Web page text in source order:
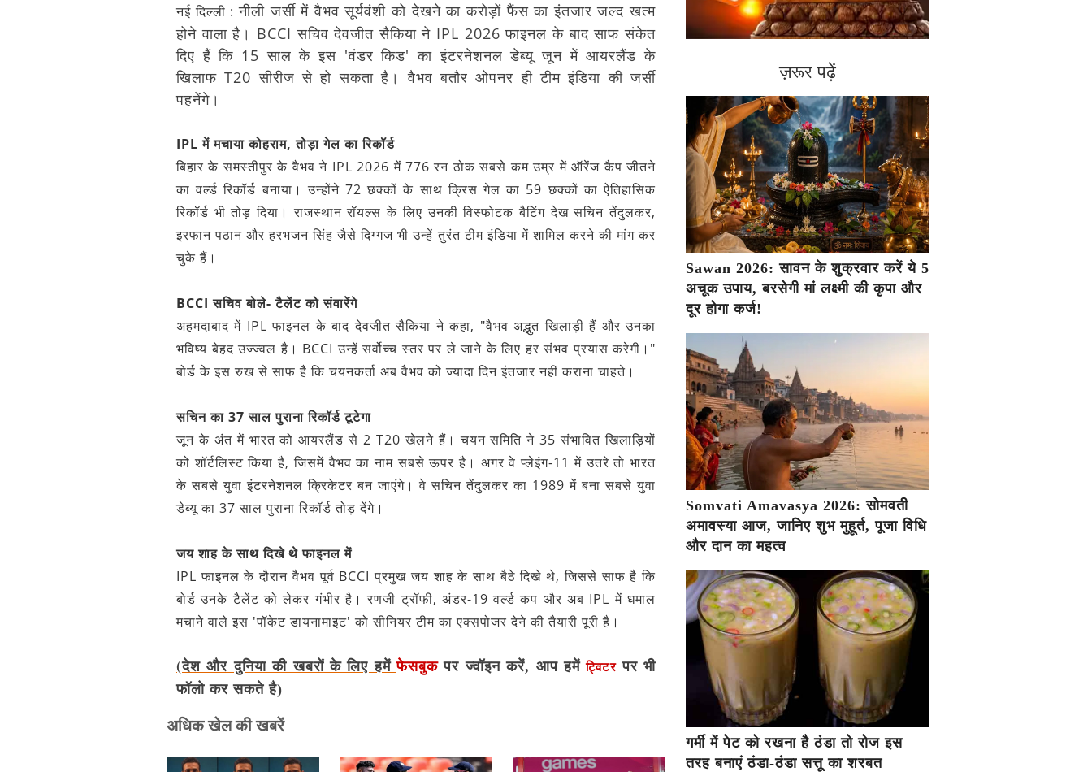
नई दिल्ली :नीली जर्सी में वैभव सूर्यवंशी को देखने का करोड़ों फैंस का इंतजार जल्द खत्म
होने वाला है। BCCI सचिव देवजीत सैकिया ने IPL 2026 फाइनल के बाद साफ संकेत
दिए हैं कि 15 साल के इस 'वंडर किड' का इंटरनेशनल डेब्यू जून में आयरलैंड के
खिलाफ T20 सीरीज से हो सकता है। वैभव बतौर ओपनर ही टीम इंडिया की जर्सी
पहनेंगे।
IPL में मचाया कोहराम, तोड़ा गेल का रिकॉर्ड
बिहार के समस्तीपुर के वैभव ने IPL 2026 में 776 रन ठोक सबसे कम उम्र में ऑरेंज कैप जीतने
का वर्ल्ड रिकॉर्ड बनाया। उन्होंने 72 छक्कों के साथ क्रिस गेल का 59 छक्कों का ऐतिहासिक
रिकॉर्ड भी तोड़ दिया। राजस्थान रॉयल्स के लिए उनकी विस्फोटक बैटिंग देख सचिन तेंदुलकर,
इरफान पठान और हरभजन सिंह जैसे दिग्गज भी उन्हें तुरंत टीम इंडिया में शामिल करने की मांग कर
चुके हैं।
BCCI सचिव बोले- टैलेंट को संवारेंगे
अहमदाबाद में IPL फाइनल के बाद देवजीत सैकिया ने कहा, "वैभव अद्भुत खिलाड़ी हैं और उनका
भविष्य बेहद उज्ज्वल है। BCCI उन्हें सर्वोच्च स्तर पर ले जाने के लिए हर संभव प्रयास करेगी।"
बोर्ड के इस रुख से साफ है कि चयनकर्ता अब वैभव को ज्यादा दिन इंतजार नहीं कराना चाहते।
सचिन का 37 साल पुराना रिकॉर्ड टूटेगा
जून के अंत में भारत को आयरलैंड से 2 T20 खेलने हैं। चयन समिति ने 35 संभावित खिलाड़ियों
को शॉर्टलिस्ट किया है, जिसमें वैभव का नाम सबसे ऊपर है। अगर वे प्लेइंग-11 में उतरे तो भारत
के सबसे युवा इंटरनेशनल क्रिकेटर बन जाएंगे। वे सचिन तेंदुलकर का 1989 में बना सबसे युवा
डेब्यू का 37 साल पुराना रिकॉर्ड तोड़ देंगे।
जय शाह के साथ दिखे थे फाइनल में
IPL फाइनल के दौरान वैभव पूर्व BCCI प्रमुख जय शाह के साथ बैठे दिखे थे, जिससे साफ है कि
बोर्ड उनके टैलेंट को लेकर गंभीर है। रणजी ट्रॉफी, अंडर-19 वर्ल्ड कप और अब IPL में धमाल
मचाने वाले इस 'पॉकेट डायनामाइट' को सीनियर टीम का एक्सपोजर देने की तैयारी पूरी है।
(देश और दुनिया की खबरों के लिए हमेंफेसबुकपर ज्वॉइन करें, आप हमेंट्विटर पर भी
फॉलो कर सकते है)
अधिक खेल की खबरें
ज़रूर पढ़ें
Sawan 2026: सावन के शुक्रवार करें ये 5
अचूक उपाय, बरसेगी मां लक्ष्मी की कृपा और
दूर होगा कर्ज!
Somvati Amavasya 2026: सोमवती
अमावस्या आज, जानिए शुभ मुहूर्त, पूजा विधि
और दान का महत्व
गर्मी में पेट को रखना है ठंडा तो रोज इस
तरह बनाएं ठंडा-ठंडा सत्तू का शरबत